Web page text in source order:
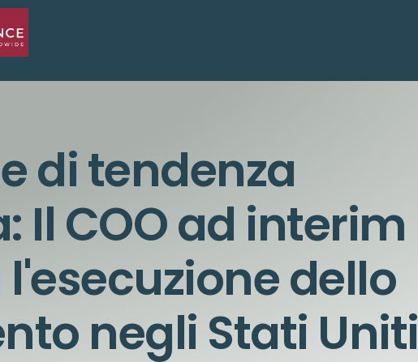
di tendenza
Il COO ad interim
dello
negli Stati Uniti